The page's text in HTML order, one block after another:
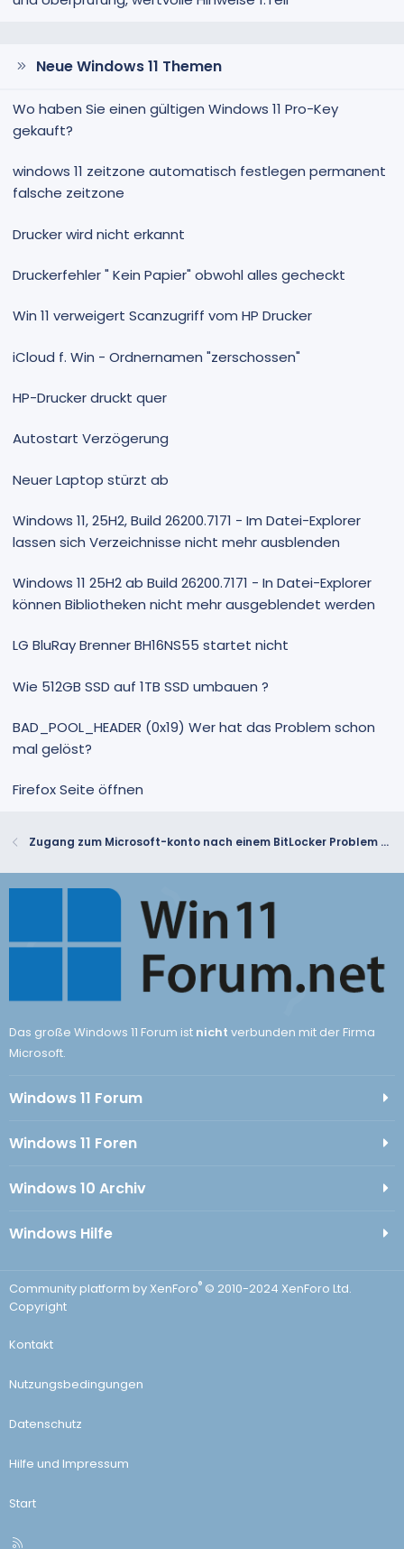
Neue Windows 11 Themen
Wo haben Sie einen gültigen Windows 11 Pro-Key
gekauft?
windows 11 zeitzone automatisch festlegen permanent
falsche zeitzone
Drucker wird nicht erkannt
Druckerfehler " Kein Papier" obwohl alles gecheckt
Win 11 verweigert Scanzugriff vom HP Drucker
iCloud f. Win - Ordnernamen "zerschossen"
HP-Drucker druckt quer
Autostart Verzögerung
Neuer Laptop stürzt ab
Windows 11, 25H2, Build 26200.7171 - Im Datei-Explorer
lassen sich Verzeichnisse nicht mehr ausblenden
Windows 11 25H2 ab Build 26200.7171 - In Datei-Explorer
können Bibliotheken nicht mehr ausgeblendet werden
LG BluRay Brenner BH16NS55 startet nicht
Wie 512GB SSD auf 1TB SSD umbauen ?
BAD_POOL_HEADER (0x19) Wer hat das Problem schon
mal gelöst?
Firefox Seite öffnen
Zugang zum Microsoft-konto nach einem BitLocker Problem beim update von Windows 11
Das große Windows 11 Forum ist nicht verbunden mit der Firma
Microsoft.
Windows 11 Forum
Windows 11 Foren
Windows 10 Archiv
Windows Hilfe
Community platform by XenForo® © 2010-2024 XenForo Ltd.
Copyright
Kontakt
Nutzungsbedingungen
Datenschutz
Hilfe und Impressum
Start
R